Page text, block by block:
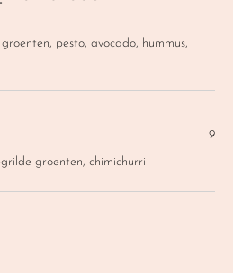
pesto, avocado, hummus,
groenten, chimichurri
9